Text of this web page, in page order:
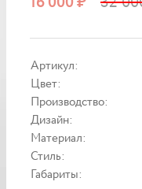
Артикул:
Цвет:
Производство:
Дизайн:
Материал:
Стиль:
Габариты: